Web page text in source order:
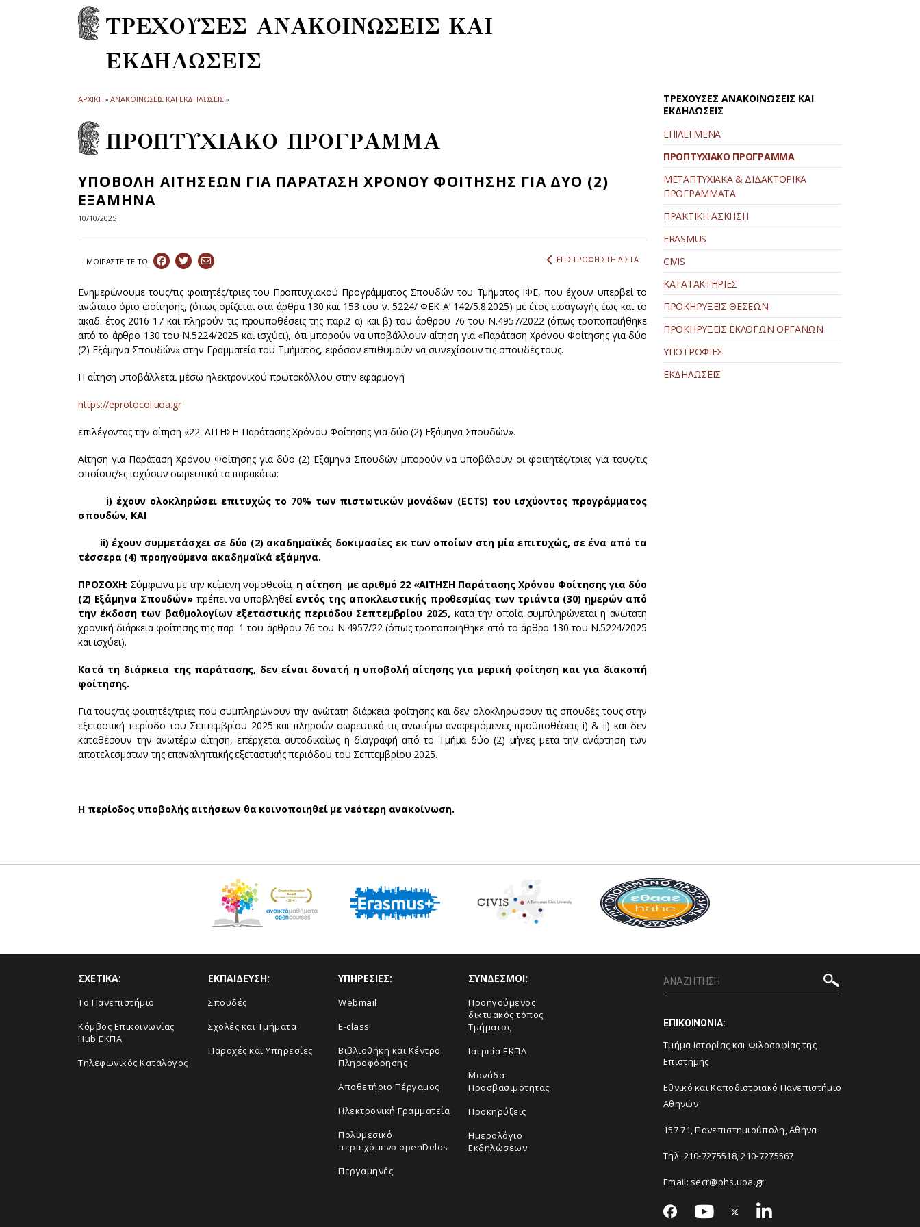
ΤΡΕΧΟΥΣΕΣ ΑΝΑΚΟΙΝΩΣΕΙΣ ΚΑΙ
ΕΚΔΗΛΩΣΕΙΣ
ΑΡΧΙΚΗ» ΑΝΑΚΟΙΝΩΣΕΙΣ ΚΑΙ ΕΚΔΗΛΩΣΕΙΣ»
ΠΡΟΠΤΥΧΙΑΚΟ ΠΡΟΓΡΑΜΜΑ
ΥΠΟΒΟΛΗ ΑΙΤΗΣΕΩΝ ΓΙΑ ΠΑΡΑΤΑΣΗ ΧΡΟΝΟΥ ΦΟΙΤΗΣΗΣ ΓΙΑ ΔΥΟ (2)
ΕΞΑΜΗΝΑ
10/10/2025
ΜΟΙΡΑΣΤEIΤΕ ΤΟ: ΕΠΙΣΤΡΟΦΗ ΣΤΗ ΛΙΣΤΑ
Ενημερώνουμε τους/τις φοιτητές/τριες του Προπτυχιακού Προγράμματος Σπουδών του Τμήματος ΙΦΕ, που έχουν υπερβεί το
ανώτατο όριο φοίτησης, (όπως ορίζεται στα άρθρα 130 και 153 του ν. 5224/ ΦΕΚ Α’ 142/5.8.2025) με έτος εισαγωγής έως και το
ακαδ. έτος 2016-17 και πληρούν τις προϋποθέσεις της παρ.2 α) και β) του άρθρου 76 του Ν.4957/2022 (όπως τροποποιήθηκε
από το άρθρο 130 του Ν.5224/2025 και ισχύει), ότι μπορούν να υποβάλλουν αίτηση για «Παράταση Χρόνου Φοίτησης για δύο
(2) Εξάμηνα Σπουδών» στην Γραμματεία του Τμήματος, εφόσον επιθυμούν να συνεχίσουν τις σπουδές τους.
Η αίτηση υποβάλλεται μέσω ηλεκτρονικού πρωτοκόλλου στην εφαρμογή
https://eprotocol.uoa.gr
επιλέγοντας την αίτηση «22. ΑΙΤΗΣΗ Παράτασης Χρόνου Φοίτησης για δύο (2) Εξάμηνα Σπουδών».
Αίτηση για Παράταση Χρόνου Φοίτησης για δύο (2) Εξάμηνα Σπουδών μπορούν να υποβάλουν οι φοιτητές/τριες για τους/τις
οποίους/ες ισχύουν σωρευτικά τα παρακάτω:
i) έχουν ολοκληρώσει επιτυχώς το 70% των πιστωτικών μονάδων (ECTS) του ισχύοντος προγράμματος
σπουδών, ΚΑΙ
ii) έχουν συμμετάσχει σε δύο (2) ακαδημαϊκές δοκιμασίες εκ των οποίων στη μία επιτυχώς, σε ένα από τα
τέσσερα (4) προηγούμενα ακαδημαϊκά εξάμηνα.
ΠΡΟΣΟΧΗ: Σύμφωνα με την κείμενη νομοθεσία, η αίτηση με αριθμό 22 «ΑΙΤΗΣΗ Παράτασης Χρόνου Φοίτησης για δύο
(2) Εξάμηνα Σπουδών» πρέπει να υποβληθεί εντός της αποκλειστικής προθεσμίας των τριάντα (30) ημερών από
την έκδοση των βαθμολογίων εξεταστικής περιόδου Σεπτεμβρίου 2025, κατά την οποία συμπληρώνεται η ανώτατη
χρονική διάρκεια φοίτησης της παρ. 1 του άρθρου 76 του Ν.4957/22 (όπως τροποποιήθηκε από το άρθρο 130 του Ν.5224/2025
και ισχύει).
Κατά τη διάρκεια της παράτασης, δεν είναι δυνατή η υποβολή αίτησης για μερική φοίτηση και για διακοπή
φοίτησης.
Για τους/τις φοιτητές/τριες που συμπληρώνουν την ανώτατη διάρκεια φοίτησης και δεν ολοκληρώσουν τις σπουδές τους στην
εξεταστική περίοδο του Σεπτεμβρίου 2025 και πληρούν σωρευτικά τις ανωτέρω αναφερόμενες προϋποθέσεις i) & ii) και δεν
καταθέσουν την ανωτέρω αίτηση, επέρχεται αυτοδικαίως η διαγραφή από το Τμήμα δύο (2) μήνες μετά την ανάρτηση των
αποτελεσμάτων της επαναληπτικής εξεταστικής περιόδου του Σεπτεμβρίου 2025.
Η περίοδος υποβολής αιτήσεων θα κοινοποιηθεί με νεότερη ανακοίνωση.
ΤΡΕΧΟΥΣΕΣ ΑΝΑΚΟΙΝΩΣΕΙΣ ΚΑΙ
ΕΚΔΗΛΩΣΕΙΣ
ΕΠΙΛΕΓΜΕΝΑ
ΠΡΟΠΤΥΧΙΑΚΟ ΠΡΟΓΡΑΜΜΑ
ΜΕΤΑΠΤΥΧΙΑΚΑ & ΔΙΔΑΚΤΟΡΙΚΑ
ΠΡΟΓΡΑΜΜΑΤΑ
ΠΡΑΚΤΙΚΗ ΑΣΚΗΣΗ
ERASMUS
CIVIS
ΚΑΤΑΤΑΚΤΗΡΙΕΣ
ΠΡΟΚΗΡΥΞΕΙΣ ΘΕΣΕΩΝ
ΠΡΟΚΗΡΥΞΕΙΣ ΕΚΛΟΓΩΝ ΟΡΓΑΝΩΝ
ΥΠΟΤΡΟΦΙΕΣ
ΕΚΔΗΛΩΣΕΙΣ
ΣΧΕΤΙΚΑ:
Το Πανεπιστήμιο
Κόμβος Επικοινωνίας
Hub ΕΚΠΑ
Τηλεφωνικός Κατάλογος
ΕΚΠΑΙΔΕΥΣΗ:
Σπουδές
Σχολές και Τμήματα
Παροχές και Υπηρεσίες
ΥΠΗΡΕΣΙΕΣ:
Webmail
E-class
Βιβλιοθήκη και Κέντρο
Πληροφόρησης
Αποθετήριο Πέργαμος
Ηλεκτρονική Γραμματεία
Πολυμεσικό
περιεχόμενο openDelos
Περγαμηνές
ΣΥΝΔΕΣΜΟΙ:
Προηγούμενος
δικτυακός τόπος
Τμήματος
Ιατρεία ΕΚΠΑ
Μονάδα
Προσβασιμότητας
Προκηρύξεις
Ημερολόγιο
Εκδηλώσεων
ΕΠΙΚΟΙΝΩΝΙΑ:
Τμήμα Ιστορίας και Φιλοσοφίας της
Επιστήμης
Εθνικό και Καποδιστριακό Πανεπιστήμιο
Αθηνών
157 71, Πανεπιστημιούπολη, Αθήνα
Τηλ. 210-7275518, 210-7275567
Email: secr@phs.uoa.gr